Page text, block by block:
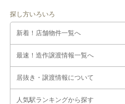
探し方いろいろ
新着！店舗物件一覧へ
最速！造作譲渡情報一覧へ
居抜き・譲渡情報について
人気駅ランキングから探す